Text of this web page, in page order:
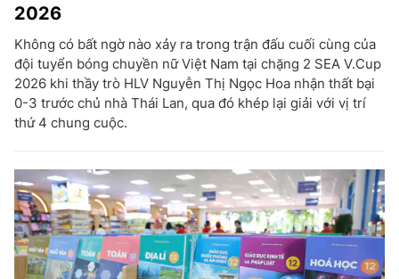
2026
Không có bất ngờ nào xảy ra trong trận đấu cuối cùng của
đội tuyển bóng chuyền nữ Việt Nam tại chặng 2 SEA V.Cup
2026 khi thầy trò HLV Nguyễn Thị Ngọc Hoa nhận thất bại
0-3 trước chủ nhà Thái Lan, qua đó khép lại giải với vị trí
thứ 4 chung cuộc.